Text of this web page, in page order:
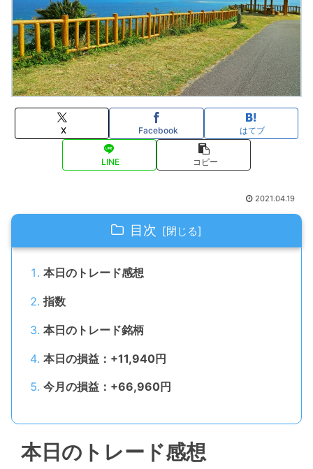
X Facebook はてブ
LINE コピー
2021.04.19
目次
本日のトレード感想
指数
本日のトレード銘柄
本日の損益：+11,940円
今月の損益：+66,960円
本日のトレード感想